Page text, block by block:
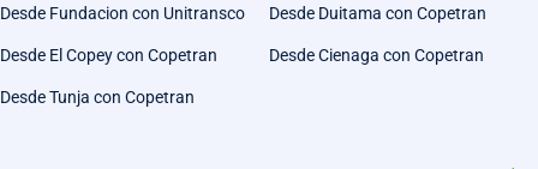
Desde Fundacion con Unitransco Desde Duitama con Copetran
Desde El Copey con Copetran Desde Cienaga con Copetran
Desde Tunja con Copetran